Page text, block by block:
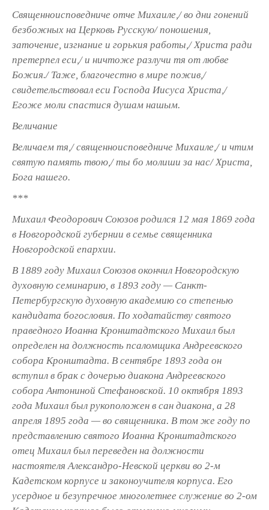
Священноисповедниче отче Михаиле,/ во дни гонений
безбожных на Церковь Русскую/ поношения,
заточение, изгнание и горькия работы,/ Христа ради
претерпел еси,/ и ничтоже разлучи тя от любве
Божия./ Таже, благочестно в мире пожив,/
свидетельствовал еси Господа Иисуса Христа,/
Егоже моли спастися душам нашым.
Величание
Величаем тя,/ священноисповедниче Михаиле,/ и чтим
святую память твою,/ ты бо молиши за нас/ Христа,
Бога нашего.
***
Михаил Феодорович Союзов родился 12 мая 1869 года
в Новгородской губернии в семье священника
Новгородской епархии.
В 1889 году Михаил Союзов окончил Новгородскую
духовную семинарию, в 1893 году — Санкт-
Петербургскую духовную академию со степенью
кандидата богословия. По ходатайству святого
праведного Иоанна Кронштадтского Михаил был
определен на должность псаломщика Андреевского
собора Кронштадта. В сентябре 1893 года он
вступил в брак с дочерью диакона Андреевского
собора Антониной Стефановской. 10 октября 1893
года Михаил был рукоположен в сан диакона, а 28
апреля 1895 года — во священника. В том же году по
представлению святого Иоанна Кронштадтского
отец Михаил был переведен на должности
настоятеля Александро-Невской церкви во 2-м
Кадетском корпусе и законоучителя корпуса. Его
усердное и безупречное многолетнее служение во 2-ом